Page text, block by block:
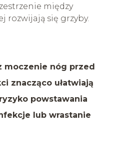
między
rozwijają się grzyby.
moczenie nóg przed
znacząco ułatwiają
powstawania
lub wrastanie